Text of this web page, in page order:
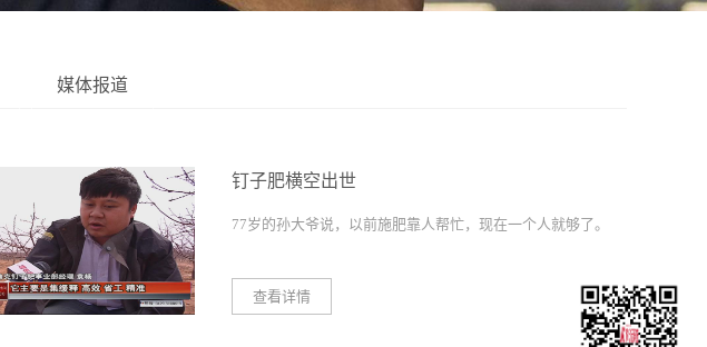
媒体报道
钉子肥横空出世
77岁的孙大爷说，以前施肥靠人帮忙，现在一个人就够了。
查看详情